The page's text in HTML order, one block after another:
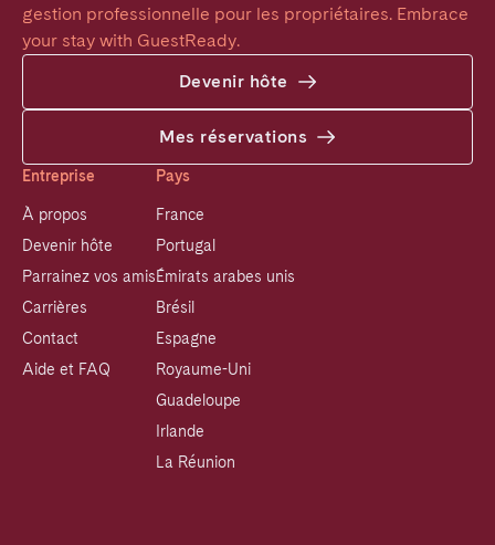
gestion professionnelle pour les propriétaires. Embrace
your stay with GuestReady.
Devenir hôte
Mes réservations
Entreprise
À propos
Devenir hôte
Parrainez vos amis
Carrières
Contact
Aide et FAQ
Pays
France
Portugal
Émirats arabes unis
Brésil
Espagne
Royaume-Uni
Guadeloupe
Irlande
La Réunion